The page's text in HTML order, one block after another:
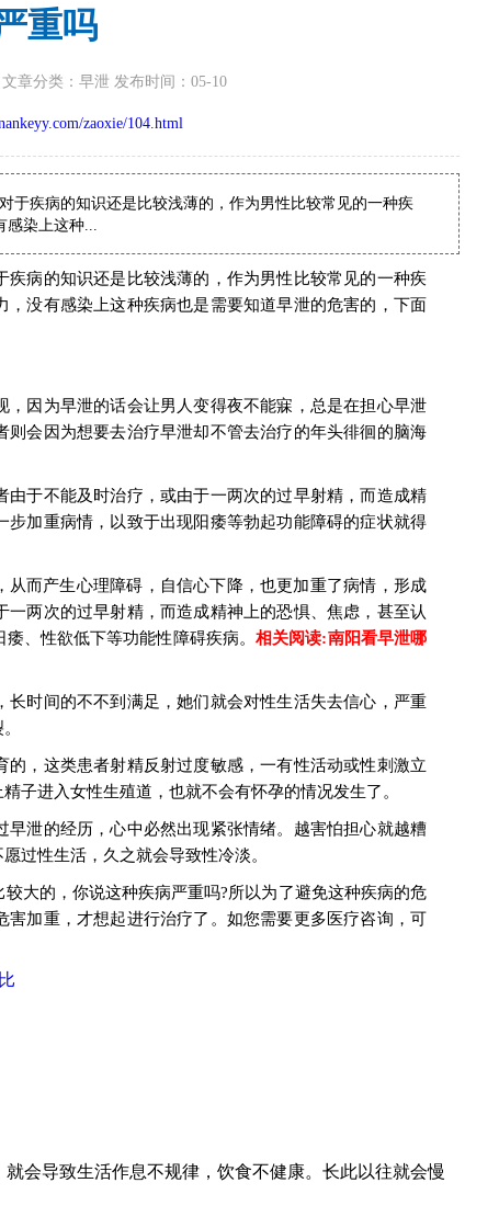
重吗
文章分类：早泄 发布时间：05-10
zaoxie/104.html
于疾病的知识还是比较浅薄的，作为男性比较常见的一种疾
感染上这种...
病的知识还是比较浅薄的，作为男性比较常见的一种疾
没有感染上这种疾病也是需要知道早泄的危害的，下面
，因为早泄的话会让男人变得夜不能寐，总是在担心早泄
会因为想要去治疗早泄却不管去治疗的年头徘徊的脑海
由于不能及时治疗，或由于一两次的过早射精，而造成精
加重病情，以致于出现阳痿等勃起功能障碍的症状就得
从而产生心理障碍，自信心下降，也更加重了病情，形成
两次的过早射精，而造成精神上的恐惧、焦虑，甚至认
、性欲低下等功能性障碍疾病。 相关阅读:南阳看早泄哪
长时间的不不到满足，她们就会对性生活失去信心，严重
的，这类患者射精反射过度敏感，一有性活动或性刺激立
子进入女性生殖道，也就不会有怀孕的情况发生了。
早泄的经历，心中必然出现紧张情绪。越害怕担心就越糟
过性生活，久之就会导致性冷淡。
大的，你说这种疾病严重吗?所以为了避免这种疾病的危
加重，才想起进行治疗了。如您需要更多医疗咨询，可
会导致生活作息不规律，饮食不健康。长此以往就会慢